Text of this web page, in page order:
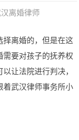
离婚律师
离婚的，但是在这
需要对孩子的抚养权
让法院进行判决，
着武汉律师事务所小